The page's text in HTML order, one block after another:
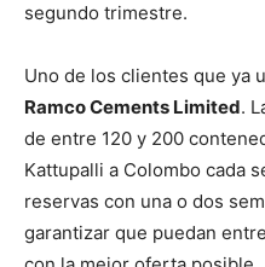
segundo trimestre.
Uno de los clientes que ya
Ramco Cements Limited.
de entre 120 y 200
Kattupalli a Colombo cada
reservas con una o dos
garantizar que puedan